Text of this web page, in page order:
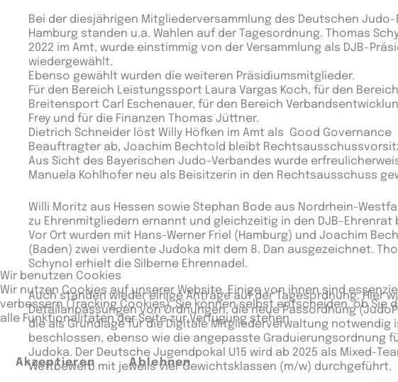
Bei der diesjährigen Mitgliederversammlung des Deutschen Judo-
Hamburg standen u.a. Wahlen auf der Tagesordnung. Thomas
2022 im Amt, wurde einstimmig von der Versammlung als DJB-
wiedergewählt.
Ebenso gewählt wurden die weiteren Präsidiumsmitglieder.
Für den Bereich Leistungssport Laura Vargas Koch, für den Bereich
Breitensport Carl Eschenauer, für den Bereich
Frey und für die Finanzen Thomas Jüttner.
Dietrich Schneider löst Willy Höfken im Amt als Good Governance
Beauftragter ab, Joachim Bechtold bleibt
Aus Sicht des Bayerischen Judo-Verbandes wurde
Manuela Kohlhofer neu als Beisitzerin in den Rechtsausschuss
Willi Moritz aus Hessen sowie Stephan Bode aus Nordrhein-
zu Ehrenmitgliedern ernannt und gleichzeitig in den DJB-Ehrenrat
Vor Ort wurden mit Hans-Werner Friel (Hamburg) und Joachim
(Baden) zwei verdiente Judoka mit dem 8. Dan ausgezeichnet.
Schynol erhielt die Silberne Ehrennadel.
Auch standen wieder einige Anträge auf der Tagesordnung. Hier
Detailanpassungen von Ordnungen, die neue Passordnung
die als Grundlage für die Digitale Mitgliederverwaltung notwendig
beschlossen, ebenso wie die angepasste Graduierungsordnung
Judoka. Der Deutsche Jugendpokal U15 wird ab 2025 als Mixed-
Wettbewerb mit jeweils vier Gewichtsklassen (m/w) durchgeführt.
Wir benutzen Cookies
Wir nutzen Cookies auf unserer Website. Einige von ihnen sind
verbessern (Tracking Cookies). Sie können selbst entscheiden, ob
alle Funktionalitäten der Seite zur Verfügung stehen.
Akzeptieren Ablehnen